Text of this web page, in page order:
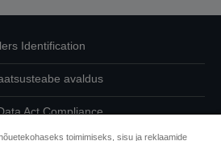
Identification
avaldus
Act Compliance
toimimiseks, sisu ja reklaamide